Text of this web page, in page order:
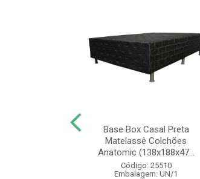
Base Box Casal Preta
Matelassê Colchões
Anatomic (138x188x47...
Código: 25510
Embalagem: UN/1